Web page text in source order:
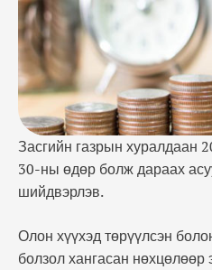
Засгийн газрын хуралдаан
30-ны өдөр болж дараах
шийдвэрлэв.
Олон хүүхэд төрүүлсэн
болзол хангасан нөхцөлөөр